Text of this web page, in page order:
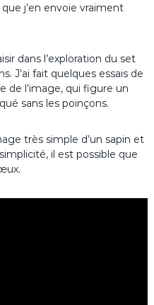
j’en envoie vraiment
dans l’exploration du set
J’ai fait quelques essais de
de l’image, qui figure un
sans les poinçons.
très simple d’un sapin et
il est possible que